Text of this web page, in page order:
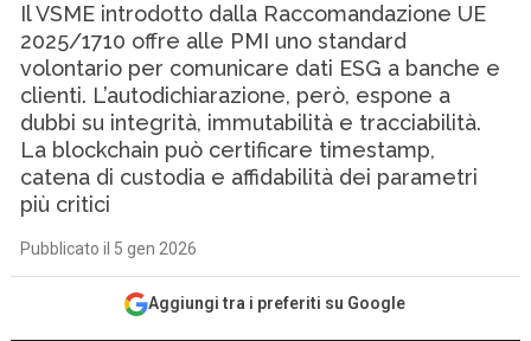
Il VSME introdotto dalla Raccomandazione UE
2025/1710 offre alle PMI uno standard
volontario per comunicare dati ESG a banche e
clienti. L’autodichiarazione, però, espone a
dubbi su integrità, immutabilità e tracciabilità.
La blockchain può certificare timestamp,
catena di custodia e affidabilità dei parametri
più critici
Pubblicato il 5 gen 2026
Aggiungi tra i preferiti su Google